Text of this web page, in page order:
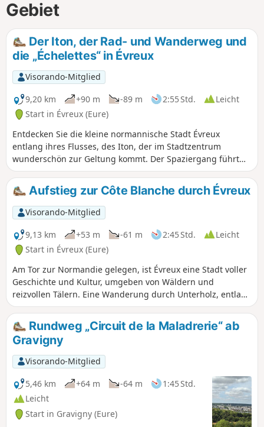
Gebiet
Der Iton, der Rad- und Wanderweg und
die „Échelettes“ in Évreux
Visorando-Mitglied
9,20 km
+90 m -89 m 2:55 Std.
Leicht
Start in Évreux (Eure)
Entdecken Sie die kleine normannische Stadt Évreux
entlang ihres Flusses, des Iton, der im Stadtzentrum
wunderschön zur Geltung kommt. Der Spaziergang führt
Sie anschließend auf die Anhöhen und bietet schöne
Ausblicke auf die Stadt und das Tal.
Aufstieg zur Côte Blanche durch Évreux
Visorando-Mitglied
9,13 km
+53 m -61 m 2:45 Std.
Leicht
Start in Évreux (Eure)
Am Tor zur Normandie gelegen, ist Évreux eine Stadt voller
Geschichte und Kultur, umgeben von Wäldern und
reizvollen Tälern. Eine Wanderung durch Unterholz, entlang
von Flüssen und mit Blick auf die Hügel der Côte Valeme
und der Côte Blanche, dann am Wasser entlang des Iton
mit den alten Waschhäusern.
Rundweg „Circuit de la Maladrerie“ ab
Gravigny
Visorando-Mitglied
5,46 km
+64 m -64 m
1:45 Std.
Leicht
Start in Gravigny (Eure)